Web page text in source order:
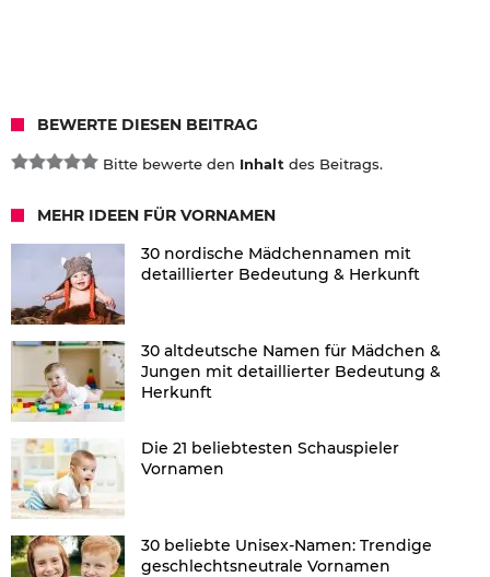
BEWERTE DIESEN BEITRAG
Bitte bewerte den Inhalt des Beitrags.
MEHR IDEEN FÜR VORNAMEN
30 nordische Mädchennamen mit
detaillierter Bedeutung & Herkunft
30 altdeutsche Namen für Mädchen &
Jungen mit detaillierter Bedeutung &
Herkunft
Die 21 beliebtesten Schauspieler
Vornamen
30 beliebte Unisex-Namen: Trendige
geschlechtsneutrale Vornamen